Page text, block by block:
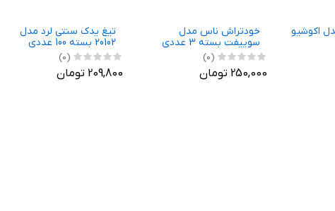
اکوشیو
خودتراش ناس مدل
سوییفت بسته 3 عددی
(0)
250,000 تومان
تیغ یدک سنتی لرد مدل
20102 بسته 100 عددی
(0)
209,800 تومان